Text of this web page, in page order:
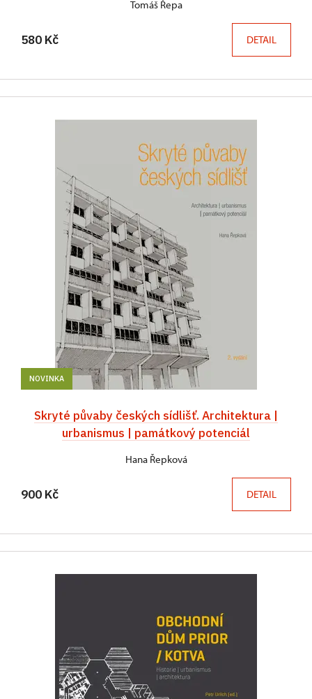
Tomáš Řepa
580 Kč DETAIL
NOVINKA
Skryté půvaby českých sídlišť. Architektura |
urbanismus | památkový potenciál
Hana Řepková
900 Kč DETAIL